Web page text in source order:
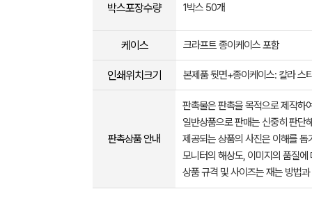
박스포장수량 1박스 50개
케이스 크라프트 종이케이스 포함
인쇄위치크기 본제품 뒷면+종이케이스: 칼라 스
판촉상품 안내
판촉물은 판촉을 목적으로 제작하
일반상품으로 판매는 신중히 판단
제공되는 상품의 사진은 이해를
모니터의 해상도, 이미지의 품질
상품 규격 및 사이즈는 재는 방법